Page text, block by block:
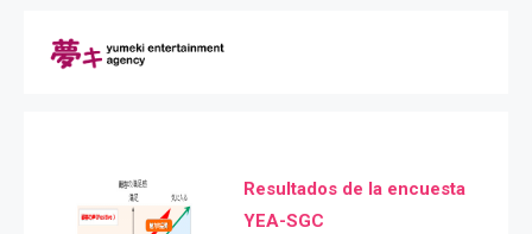
Resultados de la encuesta
YEA-SGC